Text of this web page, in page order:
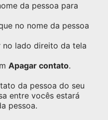
da pessoa para
no nome da pessoa
lado direito da tela
Apagar contato.
da pessoa do seu
entre vocês estará
pessoa.